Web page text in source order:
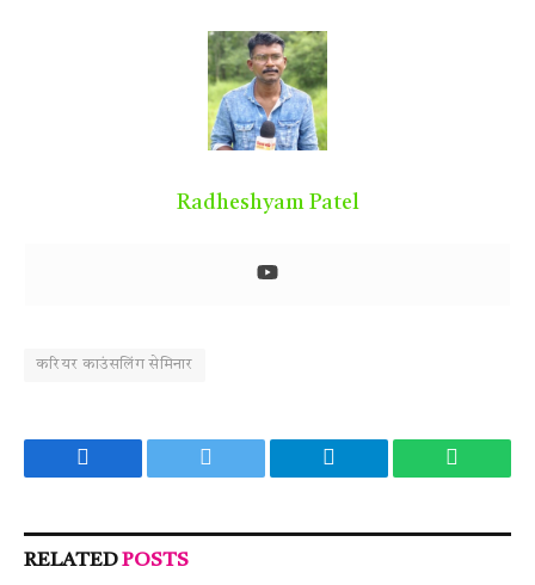
Radheshyam Patel
करियर काउंसलिंग सेमिनार
Facebook Twitter Telegram
RELATEDPOSTS